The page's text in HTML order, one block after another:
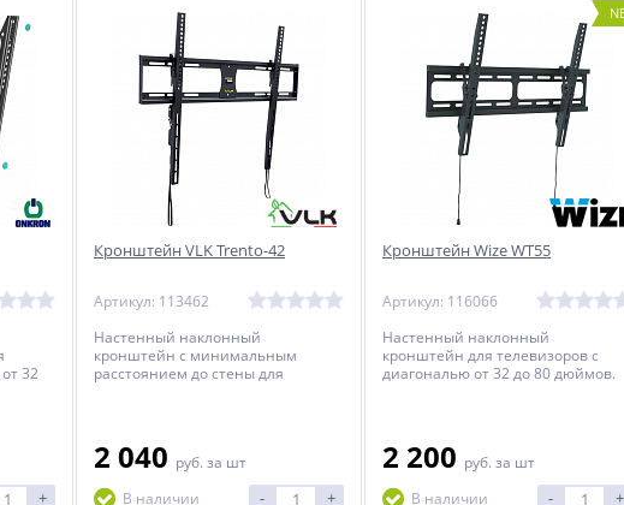
32
+
Кронштейн VLK Trento-42
Артикул: 113462
Настенный наклонный
кронштейн с минимальным
расстоянием до стены для
2 040 руб. за шт
В наличии
- +
Кронштейн Wize WT55
Артикул: 116066
Настенный наклонный
кронштейн для телевизоров с
диагональю от 32 до 80 дюймов.
2 200 руб. за шт
В наличии
- +